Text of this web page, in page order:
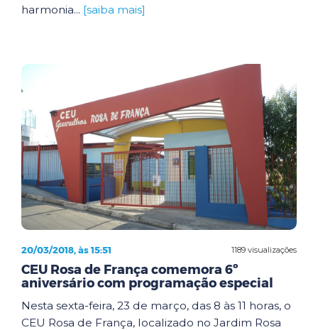
harmonia... [saiba mais]
1189 visualizações
20/03/2018, às 15:51
CEU Rosa de França comemora 6º
aniversário com programação especial
Nesta sexta-feira, 23 de março, das 8 às 11 horas, o
CEU Rosa de França, localizado no Jardim Rosa